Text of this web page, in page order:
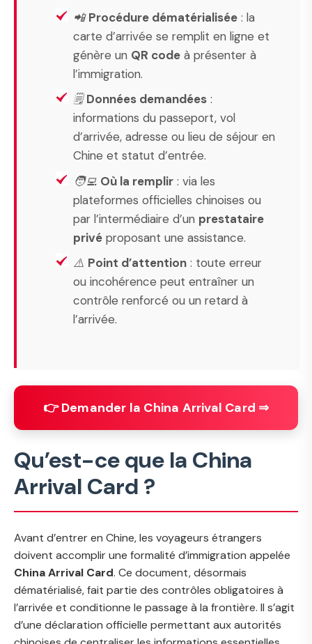
📲Procédure dématérialisée : la
carte d’arrivée se remplit en ligne et
génère un QR code à présenter à
l’immigration.
🗒️Données demandées :
informations du passeport, vol
d’arrivée, adresse ou lieu de séjour en
Chine et statut d’entrée.
🧑‍💻 Où la remplir : via les
plateformes officielles chinoises ou
par l’intermédiaire d’un prestataire
privé proposant une assistance.
⚠️ Point d’attention : toute erreur
ou incohérence peut entraîner un
contrôle renforcé ou un retard à
l’arrivée.
👉 Demander la China Arrival Card ⇒
Qu’est-ce que la China
Arrival Card ?
Avant d’entrer en Chine, les voyageurs étrangers
doivent accomplir une formalité d’immigration appelée
China Arrival Card. Ce document, désormais
dématérialisé, fait partie des contrôles obligatoires à
l’arrivée et conditionne le passage à la frontière. Il s’agit
d’une déclaration officielle permettant aux autorités